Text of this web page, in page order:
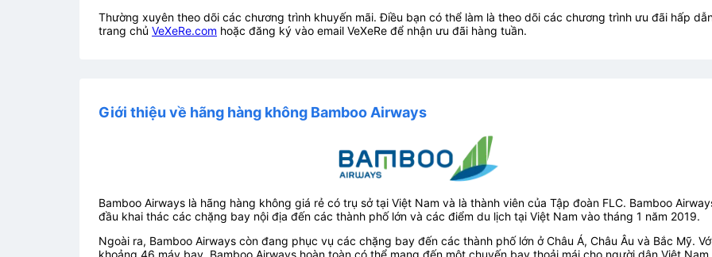
Thường xuyên theo dõi các chương trình khuyến mãi. Điều bạn có thể làm là theo dõi các chương trình ưu đãi hấp
trang chủ VeXeRe.com hoặc đăng ký vào email VeXeRe để nhận ưu đãi hàng tuần.
Giới thiệu về hãng hàng không Bamboo Airways
Bamboo Airways là hãng hàng không giá rẻ có trụ sở tại Việt Nam và là thành viên của Tập đoàn FLC. Bamboo
đầu khai thác các chặng bay nội địa đến các thành phố lớn và các điểm du lịch tại Việt Nam vào tháng 1 năm 2019.
Ngoài ra, Bamboo Airways còn đang phục vụ các chặng bay đến các thành phố lớn ở Châu Á, Châu Âu và Bắc Mỹ.